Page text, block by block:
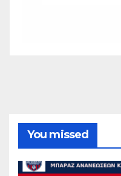
You missed